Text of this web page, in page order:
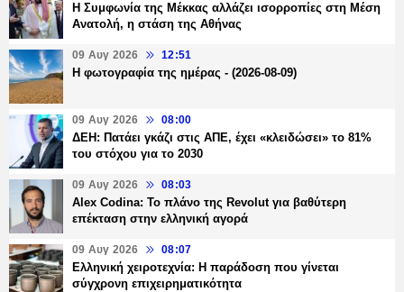
Η Συμφωνία της Μέκκας αλλάζει ισορροπίες στη Μέση
Ανατολή, η στάση της Αθήνας
09 Αυγ 2026 12:51
Η φωτογραφία της ημέρας - (2026-08-09)
09 Αυγ 2026 08:00
ΔΕΗ: Πατάει γκάζι στις ΑΠΕ, έχει «κλειδώσει» το 81%
του στόχου για το 2030
09 Αυγ 2026 08:03
Alex Codina: Το πλάνο της Revolut για βαθύτερη
επέκταση στην ελληνική αγορά
09 Αυγ 2026 08:07
Ελληνική χειροτεχνία: Η παράδοση που γίνεται
σύγχρονη επιχειρηματικότητα